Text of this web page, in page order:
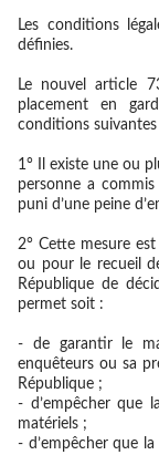
Les conditions
définies.
Le nouvel article
placement en
conditions
1° Il existe une ou
personne a
puni d’une peine
2° Cette mesure
ou pour le recueil
République de
permet soit :
- de garantir le
enquêteurs ou sa
République ;
- d’empêcher que
matériels ;
- d’empêcher que